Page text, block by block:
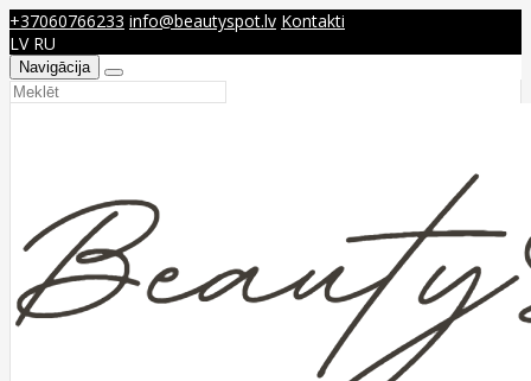
+37060766233 info@beautyspot.lv Kontakti
LV RU
Navigācija